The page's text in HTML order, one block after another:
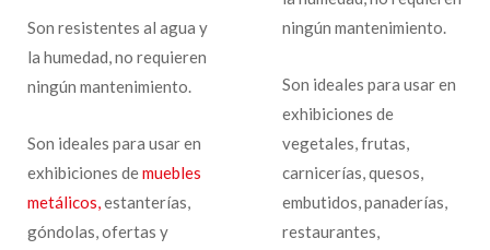
Son resistentes al agua y
la humedad, no requieren
ningún mantenimiento.
Son ideales para usar en
exhibiciones demuebles
metálicos,estanterías,
góndolas, ofertas y
ningún mantenimiento.
Son ideales para usar en
exhibiciones de
vegetales, frutas,
carnicerías, quesos,
embutidos, panaderías,
restaurantes,